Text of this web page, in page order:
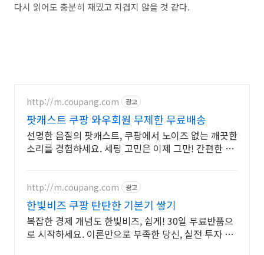
다시 읽어도 충분히 재밌고 지겹지 않을 것 같다.
http://m.coupang.com 광고
팟캐스트 쿠팡 와우회원 무제한 무료배송
선명한 음질의 팟캐스트, 쿠팡에서 노이즈 없는 깨끗한
소리를 경험하세요. 세팅 고민은 이제 그만! 간편한 마
http://m.coupang.com 광고
한빛비즈 쿠팡 탄탄한 기본기 쌓기
복잡한 경제 개념도 한빛비즈, 쉽게! 30일 무료반품으
로 시작하세요. 이론만으로 부족한 당신, 실전 투자 전